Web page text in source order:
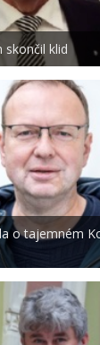
skončil klid
o tajemném